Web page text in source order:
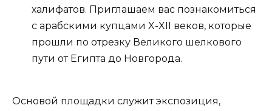
халифатов. Приглашаем вас познакомиться
с арабскими купцами X-XII веков, которые
прошли по отрезку Великого шелкового
пути от Египта до Новгорода.
Основой площадки служит экспозиция,